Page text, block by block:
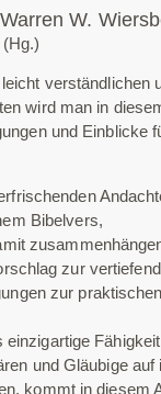
W.
verständlichen
wird man in
und Einblicke
Bibelvers,
zur
zur
einzigartige
und Gläubige auf
kommt in diesem